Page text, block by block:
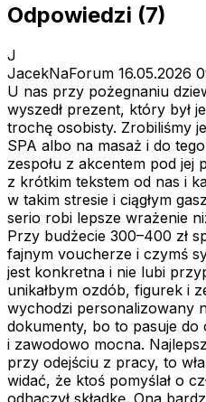
Odpowiedzi (7)
J
JacekNaForum 16.05.2026
U nas przy pożegnaniu
wyszedł prezent, który był
trochę osobisty. Zrobiliśmy
SPA albo na masaż i do
zespołu z akcentem pod
z krótkim tekstem od nas i
w takim stresie i ciągłym
serio robi lepsze wrażenie
Przy budżecie 300–400 zł
fajnym vouch­erze i czymś
jest konkretna i nie lubi
unikałbym ozdób, figurek i
wychodzi personalizowany
dokumenty, bo to pasuje do
i zawodowo mocna.
przy odejściu z pracy, to
widać, że ktoś pomyślał o
odhaczył składkę. Ona